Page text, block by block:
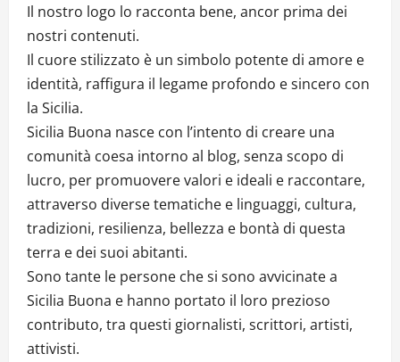
Il nostro logo lo racconta bene, ancor prima dei
nostri contenuti.
Il cuore stilizzato è un simbolo potente di amore e
identità, raffigura il legame profondo e sincero con
la Sicilia.
Sicilia Buona nasce con l’intento di creare una
comunità coesa intorno al blog, senza scopo di
lucro, per promuovere valori e ideali e raccontare,
attraverso diverse tematiche e linguaggi, cultura,
tradizioni, resilienza, bellezza e bontà di questa
terra e dei suoi abitanti.
Sono tante le persone che si sono avvicinate a
Sicilia Buona e hanno portato il loro prezioso
contributo, tra questi giornalisti, scrittori, artisti,
attivisti.